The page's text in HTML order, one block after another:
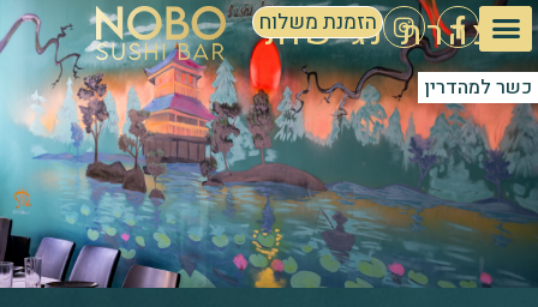
כשר למהדרין
הזמנת משלוח
הצהרת נגישות